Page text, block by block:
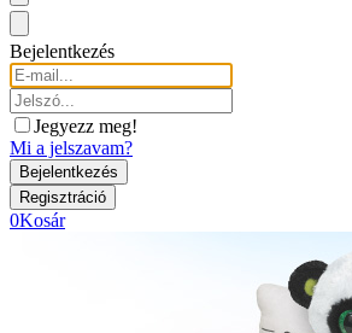
Bejelentkezés
Jegyezz meg!
Mi a jelszavam?
0Kosár